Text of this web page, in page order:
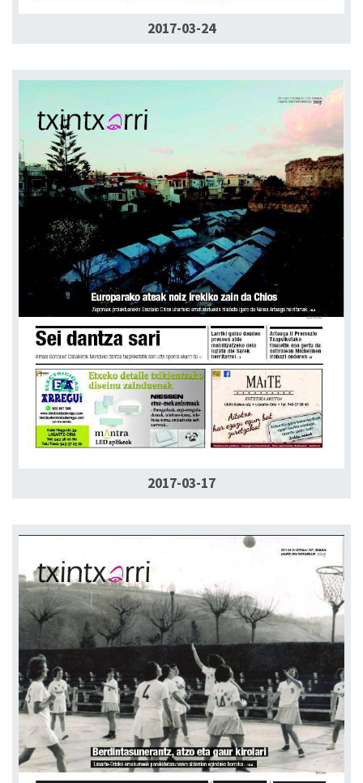
2017-03-24
2017-03-17